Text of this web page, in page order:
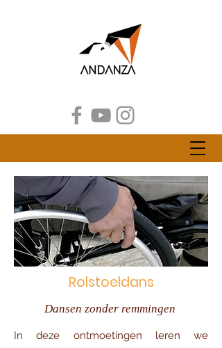
Rolstoeldans
Dansen zonder remmingen
In deze ontmoetingen leren we